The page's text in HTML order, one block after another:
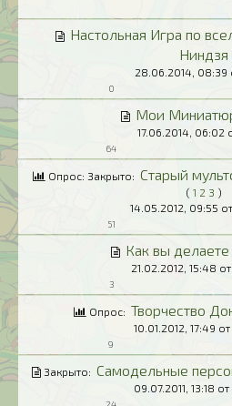
Настольная Игра по
Ниндзя
28.06.2014, 08:39
0
Мои
17.06.2014, 06:02
64
Опрос: Закрыто: Старый
( 1 2 3 )
14.05.2012, 09:55 от
51
Как вы
21.02.2012, 15:48 от
3
Опрос: Творчество
10.01.2012, 17:49 от
9
Закрыто: Самодельные
09.07.2011, 13:18 от